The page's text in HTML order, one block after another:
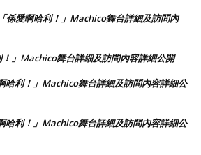
「係愛啊哈利！」Machico舞台詳細及訪問內
！」Machico舞台詳細及訪問內容詳細公開
哈利！」Machico舞台詳細及訪問內容詳細公
哈利！」Machico舞台詳細及訪問內容詳細公